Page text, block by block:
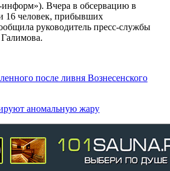
информ»). Вчера в обсервацию в
16 человек, прибывших
руководитель пресс-службы
после ливня Вознесенского
аномальную жару